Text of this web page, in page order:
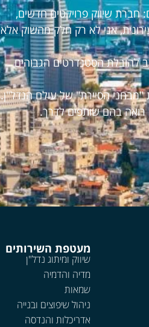
שיווק פרויקטים חדשים,
אני לא רק חלק מהשוק אלא
להובלת הסטנדרטים הגבוהים
הסיירת" של עולם הנדל"ן.
רואה בהם שותפים לדרך.
מעטפת השירותים
שיווק ומיתוג נדל"ן
מדיה והדמיה
שמאות
ניהול שיפוצים ובנייה
אדריכלות והנדסה